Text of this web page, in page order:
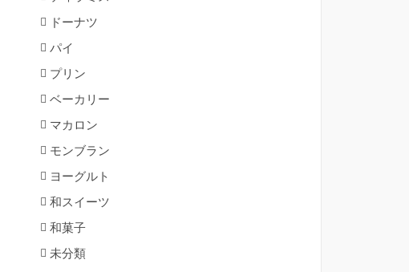
ドーナツ
パイ
プリン
ベーカリー
マカロン
モンブラン
ヨーグルト
和スイーツ
和菓子
未分類